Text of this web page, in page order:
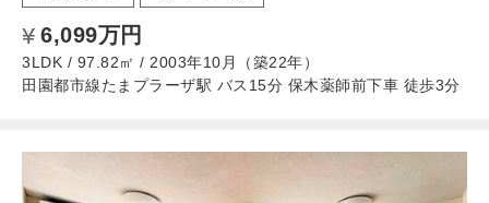
6,099万円
3LDK / 97.82㎡ / 2003年10月（築22年）
田園都市線たまプラーザ駅 バス15分 保木薬師前下車 徒歩3分